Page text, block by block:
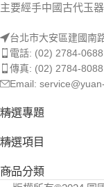
主要經手中國古代玉
台北市大安區建國南
電話: (02) 2784-0688
傳真: (02) 2784-8088
Email:
精選專題
精選項目
商品分類